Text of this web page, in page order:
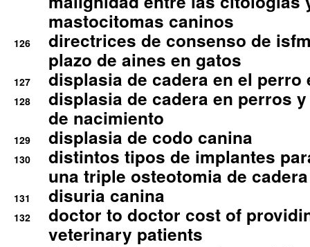
mastocitomas caninos
126
directrices de consenso de
plazo de aines en gatos
127 displasia de cadera en el perro
128
displasia de cadera en perros
de nacimiento
129 displasia de codo canina
130
distintos tipos de implantes
una triple osteotomia de cadera
131 disuria canina
132
doctor to doctor cost of
veterinary patients